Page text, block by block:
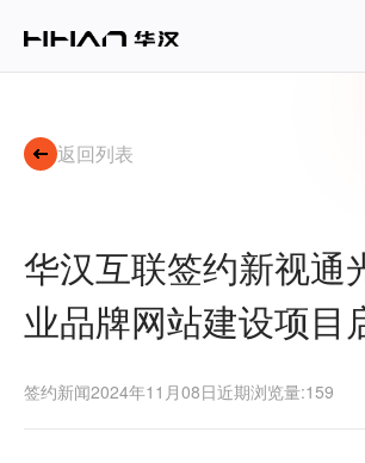
返回列表
华汉互联签约新视通
业品牌网站建设项目
签约新闻2024年11月08日近期浏览量:159